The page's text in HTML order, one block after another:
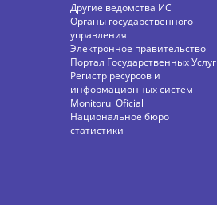
Другие ведомства ИС
Органы государственного
управления
Электронное правительство
Портал Государственных Услуг
Регистр ресурсов и
информационных систем
Monitorul Oficial
Национальное бюро
статистики